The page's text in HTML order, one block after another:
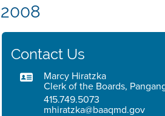
2008
Contact Us
Marcy Hiratzka
Clerk of the Boards,
415.749.5073
mhiratzka@baaqmd.gov